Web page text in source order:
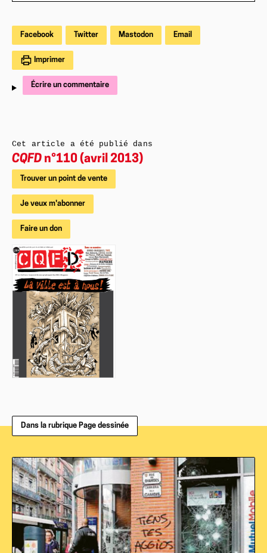
Facebook Twitter Mastodon Email
Imprimer
Écrire un commentaire
Cet article a été publié dans
CQFD n°110 (avril 2013)
Trouver un point de vente
Je veux m'abonner
Faire un don
Dans la rubrique Page dessinée